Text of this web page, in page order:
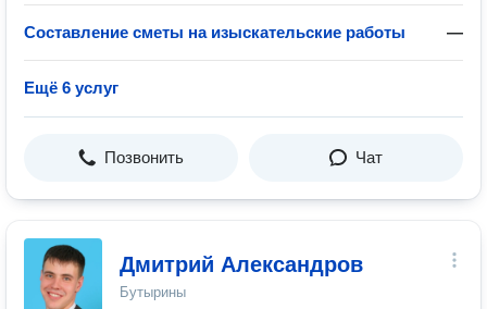
Составление сметы на изыскательские работы —
Ещё 6 услуг
Позвонить Чат
Дмитрий Александров
Бутырины